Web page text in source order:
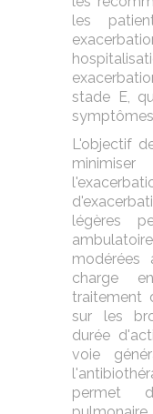
les
stade E,
L'objectif
légères
modérées
charge
traitement
sur les
durée
voie
permet